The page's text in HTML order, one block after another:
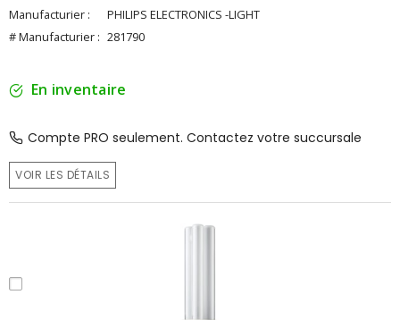
Manufacturier :
PHILIPS ELECTRONICS -LIGHT
# Manufacturier : 281790
En inventaire
Compte PRO seulement. Contactez votre succursale
VOIR LES DÉTAILS